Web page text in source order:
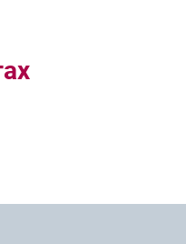
связь